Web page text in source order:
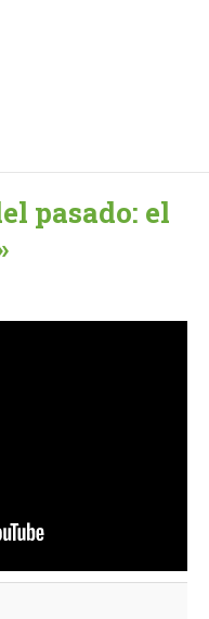
pasado: el